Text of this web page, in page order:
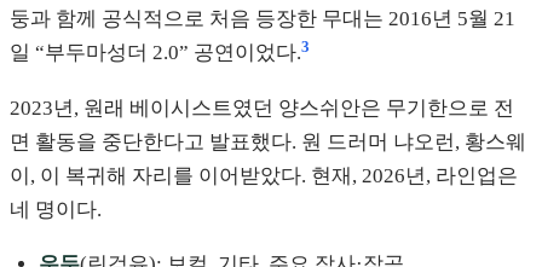
둥과 함께 공식적으로 처음 등장한 무대는 2016년 5월 21
일 “부두마성더 2.0” 공연이었다.3
2023년, 원래 베이시스트였던 양스쉬안은 무기한으로 전
면 활동을 중단한다고 발표했다. 원 드러머 냐오런, 황스웨
이, 이 복귀해 자리를 이어받았다. 현재, 2026년, 라인업은
네 명이다.